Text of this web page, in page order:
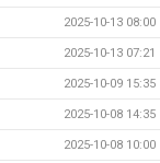
2025-10-13 08:00
2025-10-13 07:21
2025-10-09 15:35
2025-10-08 14:35
2025-10-08 10:00